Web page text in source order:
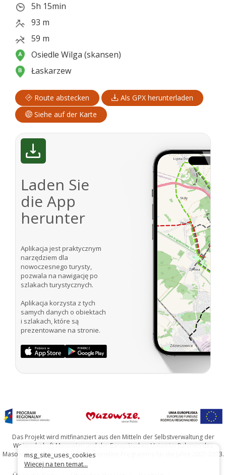
5h 15min
93 m
59 m
Osiedle Wilga (skansen)
Łaskarzew
Route abstecken
Als GPX herunterladen
Siehe auf der Karte
Laden Sie
die App
herunter
Aplikacja jest praktycznym
narzędziem dla
nowoczesnego turysty,
pozwala na nawigację po
szlakach turystycznych.
Aplikacja korzysta z tych
samych danych o obiektach
i szlakach, które są
prezentowane na stronie.
Das Projekt wird mitfinanziert aus den Mitteln der Selbstverwaltung der
Woiwodschaft Masowien und der Europäischen Union im Rahmen des
Masowischen Regionalen Operationellen Programms für die Jahre 2007-2013.
msg_site_uses_cookies
Więcej na ten temat...